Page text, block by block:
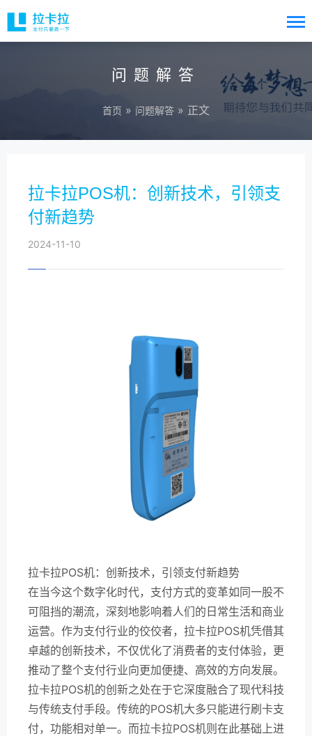
问题解答
首页 » 问题解答 » 正文
拉卡拉POS机：创新技术，引领支
付新趋势
2024-11-10
拉卡拉POS机：创新技术，引领支付新趋势
在当今这个数字化时代，支付方式的变革如同一股不
可阻挡的潮流，深刻地影响着人们的日常生活和商业
运营。作为支付行业的佼佼者，拉卡拉POS机凭借其
卓越的创新技术，不仅优化了消费者的支付体验，更
推动了整个支付行业向更加便捷、高效的方向发展。
拉卡拉POS机的创新之处在于它深度融合了现代科技
与传统支付手段。传统的POS机大多只能进行刷卡支
付，功能相对单一。而拉卡拉POS机则在此基础上进